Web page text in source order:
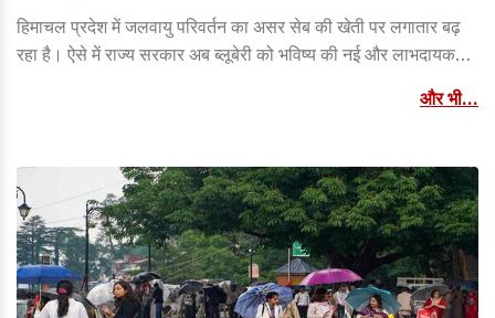
हिमाचल प्रदेश में जलवायु परिवर्तन का असर सेब की खेती पर लगातार बढ़
रहा है। ऐसे में राज्य सरकार अब ब्लूबेरी को भविष्य की नई और लाभदायक
और भी...